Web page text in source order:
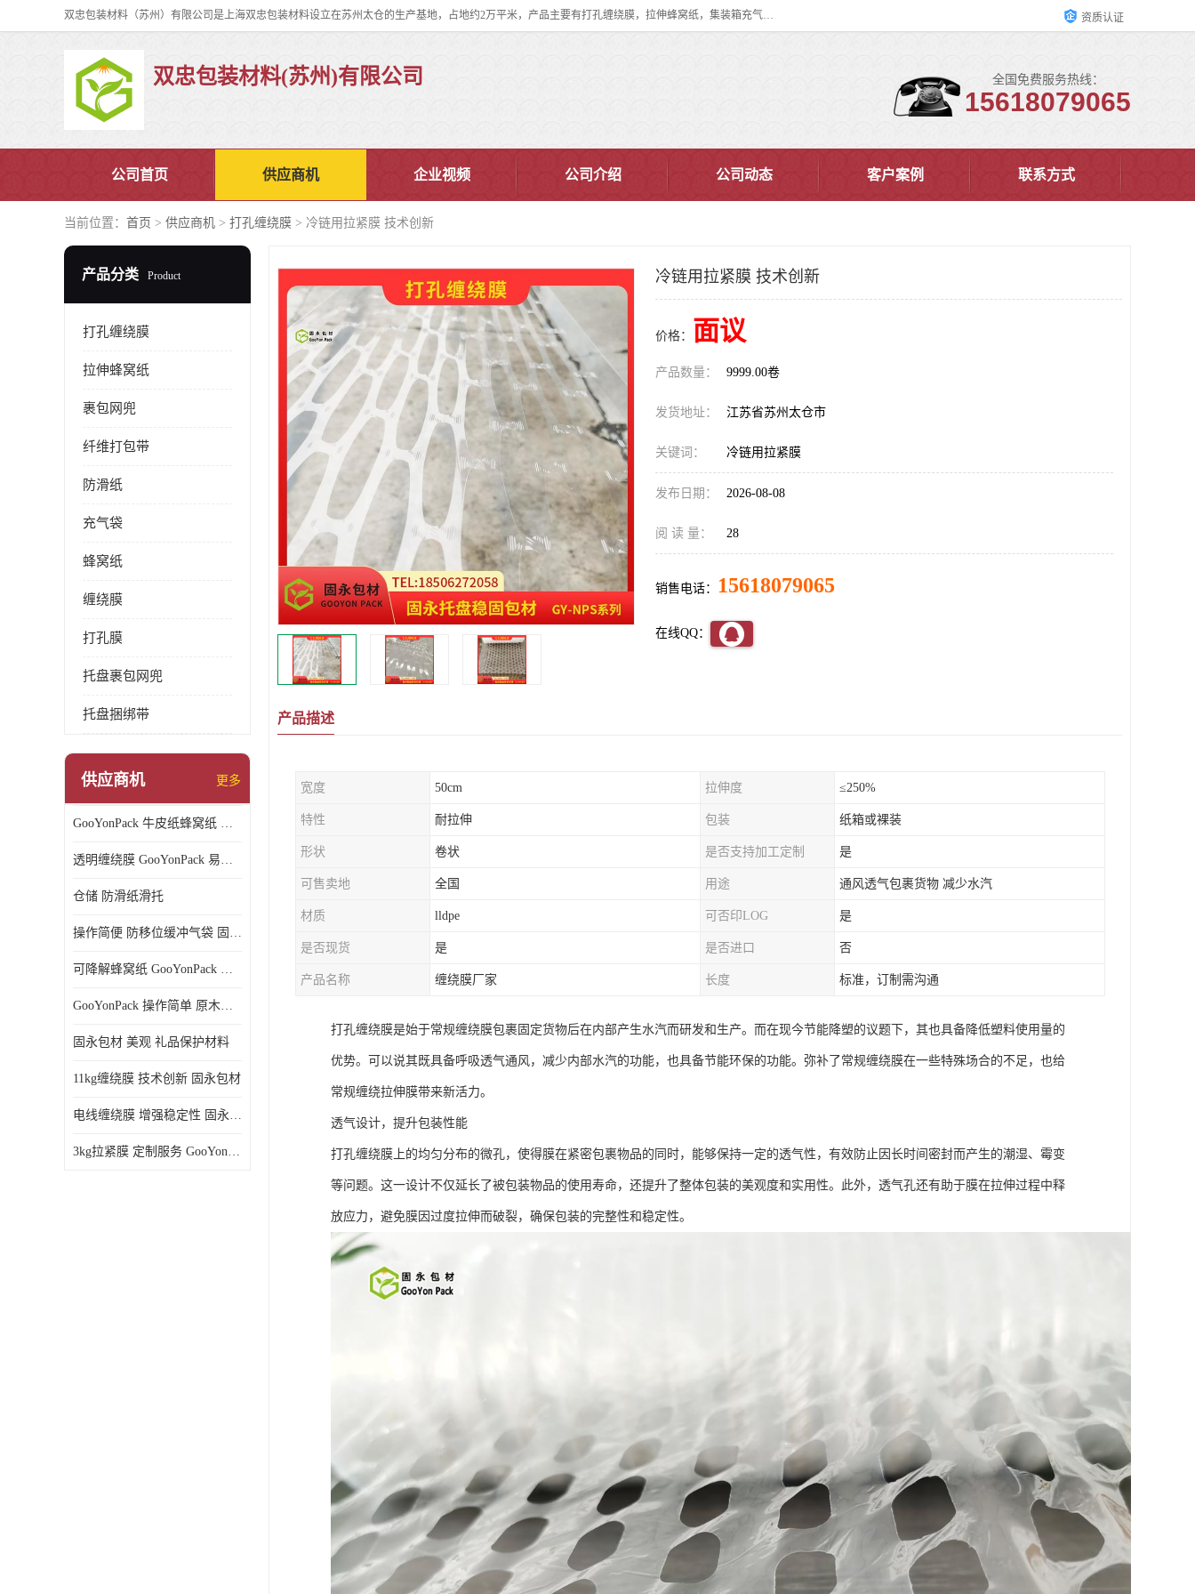
双忠包装材料（苏州）有限公司是上海双忠包装材料设立在苏州太仓的生产基地，占地约2万平米，产品主要有打孔缠绕膜，拉伸蜂窝纸，集装箱充气袋，滑托板，打包带，裹包网兜，防滑纸等箱体和托盘的运输和保护性包材。固永包材®，GooYon Pack®，是我们保护性包装材料的专属品牌。 资质认证
双忠包装材料(苏州)有限公司 全国免费服务热线：
15618079065
公司首页 供应商机 企业视频 公司介绍 公司动态 客户案例 联系方式
当前位置： 首页 > 供应商机 > 打孔缠绕膜 > 冷链用拉紧膜 技术创新
产品分类 Product
打孔缠绕膜
拉伸蜂窝纸
裹包网兜
纤维打包带
防滑纸
充气袋
蜂窝纸
缠绕膜
打孔膜
托盘裹包网兜
托盘捆绑带
供应商机 更多
GooYonPack 牛皮纸蜂窝纸 循环使用
透明缠绕膜 GooYonPack 易撕扯不残留
仓储 防滑纸滑托
操作简便 防移位缓冲气袋 固永包材
可降解蜂窝纸 GooYonPack 循环使用
GooYonPack 操作简单 原木浆蜂巢网格纸
固永包材 美观 礼品保护材料
11kg缠绕膜 技术创新 固永包材
电线缠绕膜 增强稳定性 固永包材
3kg拉紧膜 定制服务 GooYonPack
冷链用拉紧膜 技术创新
价格： 面议
产品数量： 9999.00卷
发货地址： 江苏省苏州太仓市
关键词： 冷链用拉紧膜
发布日期： 2026-08-08
阅 读 量： 28
销售电话： 15618079065
在线QQ：
产品描述
宽度 50cm 拉伸度 ≤250%
特性 耐拉伸 包装 纸箱或裸装
形状 卷状 是否支持加工定制 是
可售卖地 全国 用途 通风透气包裹货物 减少水汽
材质 lldpe 可否印LOG 是
是否现货 是 是否进口 否
产品名称 缠绕膜厂家 长度 标准，订制需沟通
打孔缠绕膜是始于常规缠绕膜包裹固定货物后在内部产生水汽而研发和生产。而在现今节能降塑的议题下，其也具备降低塑料使用量的
优势。可以说其既具备呼吸透气通风，减少内部水汽的功能，也具备节能环保的功能。弥补了常规缠绕膜在一些特殊场合的不足，也给
常规缠绕拉伸膜带来新活力。
透气设计，提升包装性能
打孔缠绕膜上的均匀分布的微孔，使得膜在紧密包裹物品的同时，能够保持一定的透气性，有效防止因长时间密封而产生的潮湿、霉变
等问题。这一设计不仅延长了被包装物品的使用寿命，还提升了整体包装的美观度和实用性。此外，透气孔还有助于膜在拉伸过程中释
放应力，避免膜因过度拉伸而破裂，确保包装的完整性和稳定性。